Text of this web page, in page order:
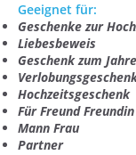
Geeignet für:
Geschenke zur
Liebesbeweis
Geschenk zum
Hochzeitsgeschenk
Für Freund Freundin
Mann Frau
Partner